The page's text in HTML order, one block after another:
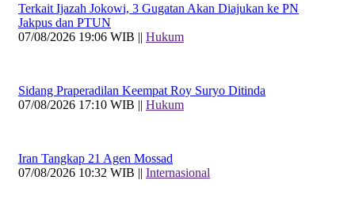
Terkait Ijazah Jokowi, 3 Gugatan Akan Diajukan ke PN
Jakpus dan PTUN
07/08/2026 19:06 WIB || Hukum
Sidang Praperadilan Keempat Roy Suryo Ditinda
07/08/2026 17:10 WIB || Hukum
Iran Tangkap 21 Agen Mossad
07/08/2026 10:32 WIB || Internasional